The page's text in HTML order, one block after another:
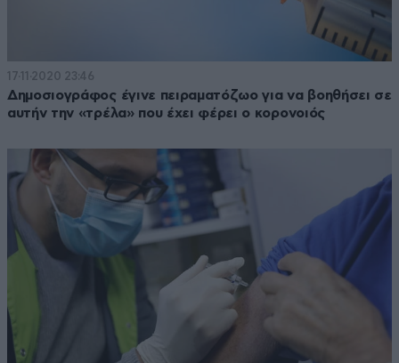
17·11·2020 23:46
Δημοσιογράφος έγινε πειραματόζωο για να βοηθήσει σε
αυτήν την «τρέλα» που έχει φέρει ο κορονοιός